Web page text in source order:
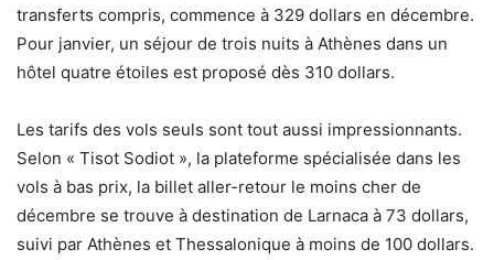
transferts compris, commence à 329 dollars en décembre.
Pour janvier, un séjour de trois nuits à Athènes dans un
hôtel quatre étoiles est proposé dès 310 dollars.
Les tarifs des vols seuls sont tout aussi impressionnants.
Selon « Tisot Sodiot », la plateforme spécialisée dans les
vols à bas prix, la billet aller-retour le moins cher de
décembre se trouve à destination de Larnaca à 73 dollars,
suivi par Athènes et Thessalonique à moins de 100 dollars.